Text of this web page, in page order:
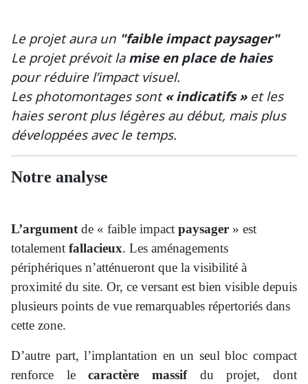
Le projet aura un "faible impact paysager"
Le projet prévoit la mise en place de haies
pour réduire l’impact visuel.
Les photomontages sont « indicatifs »et les
haies seront plus légères au début, mais plus
développées avec le temps.
Notre analyse
L’argument de « faible impact paysager » est
totalement fallacieux. Les aménagements
périphériques n’atténueront que la visibilité à
proximité du site. Or, ce versant est bien visible depuis
plusieurs points de vue remarquables répertoriés dans
cette zone.
D’autre part, l’implantation en un seul bloc compact
renforce lecaractère massifdu projet, dont